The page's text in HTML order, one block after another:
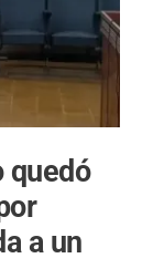
quedó
a un